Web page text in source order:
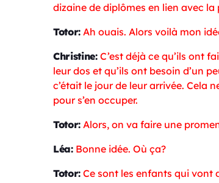
dizaine de diplômes en lien avec la
Totor: Ah ouais. Alors voilà mon
Christine: C’est déjà ce qu’ils ont
leur dos et qu’ils ont besoin d’un
c’était le jour de leur arrivée. Cela
pour s’en occuper.
Totor: Alors, on va faire une
Léa: Bonne idée. Où ça?
Totor: Ce sont les enfants qui vont